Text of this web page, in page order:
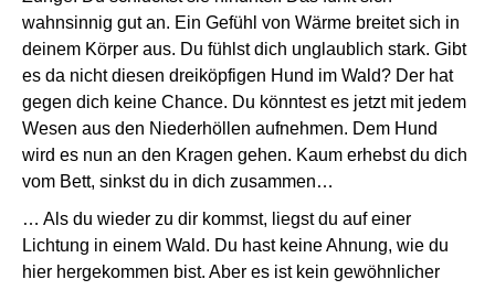
wahnsinnig gut an. Ein Gefühl von Wärme breitet sich in
deinem Körper aus. Du fühlst dich unglaublich stark. Gibt
es da nicht diesen dreiköpfigen Hund im Wald? Der hat
gegen dich keine Chance. Du könntest es jetzt mit jedem
Wesen aus den Niederhöllen aufnehmen. Dem Hund
wird es nun an den Kragen gehen. Kaum erhebst du dich
vom Bett, sinkst du in dich zusammen…
… Als du wieder zu dir kommst, liegst du auf einer
Lichtung in einem Wald. Du hast keine Ahnung, wie du
hier hergekommen bist. Aber es ist kein gewöhnlicher